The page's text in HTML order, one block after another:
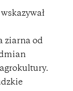
ziarna od